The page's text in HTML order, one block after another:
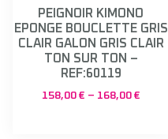
PEIGNOIR KIMONO
EPONGE BOUCLETTE GRIS
CLAIR GALON GRIS CLAIR
TON SUR TON –
REF:60119
158,00 € – 168,00 €